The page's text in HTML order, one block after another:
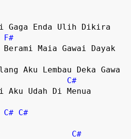
Gaga Enda Ulih Dikira
F#
C#
Aku Udah Di Menua
C# C#
C#